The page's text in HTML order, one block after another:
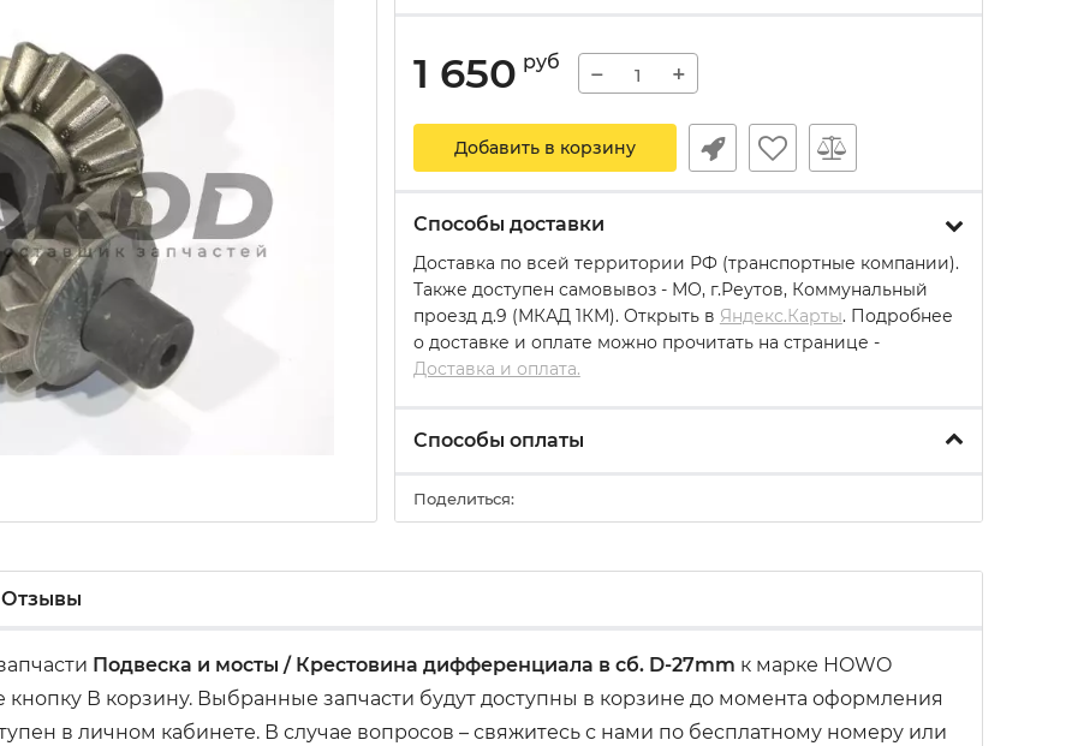
1 650 руб − +
Добавить в корзину
Способы доставки
Доставка по всей территории РФ (транспортные компании).
Также доступен самовывоз - МО, г.Реутов, Коммунальный
проезд д.9 (МКАД 1КМ). Открыть в Яндекс.Карты. Подробнее
о доставке и оплате можно прочитать на странице -
Доставка и оплата.
Способы оплаты
Поделиться:
Отзывы
Подвеска и мосты / Крестовина дифференциала в сб. D-27mm к марке HOWO
В корзину. Выбранные запчасти будут доступны в корзине до момента оформления
в личном кабинете. В случае вопросов – свяжитесь с нами по бесплатному номеру или